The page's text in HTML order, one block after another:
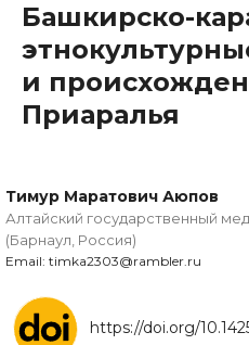
Башкирско-
и
Приаралья
Тимур Маратович Аюпов
Алтайский государственный
(Барнаул, Россия)
Email: timka2303@rambler.ru
https://doi.org/